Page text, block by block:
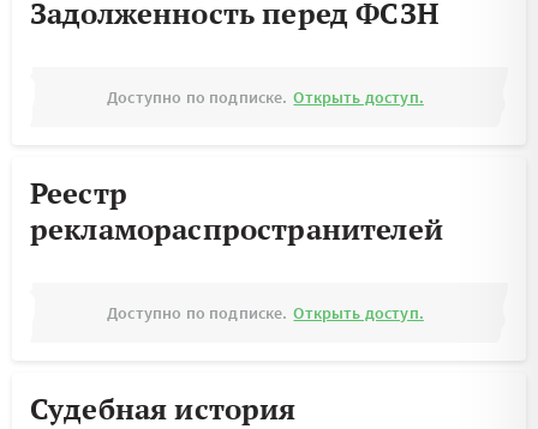
Задолженность перед ФСЗН
Доступно по подписке. Открыть доступ.
Реестр
рекламораспространителей
Доступно по подписке. Открыть доступ.
Судебная история